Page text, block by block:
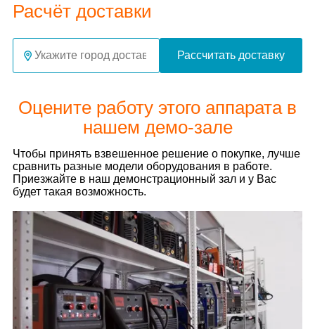
Расчёт доставки
Рассчитать доставку
Оцените работу этого аппарата в
нашем демо-зале
Чтобы принять взвешенное решение о покупке, лучше
сравнить разные модели оборудования в работе.
Приезжайте в наш демонстрационный зал и у Вас
будет такая возможность.